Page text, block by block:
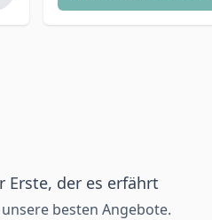
Erste, der es erfährt
besten Angebote.